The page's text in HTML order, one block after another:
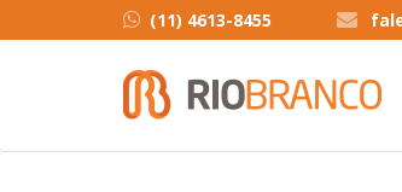
(11) 4613-8455